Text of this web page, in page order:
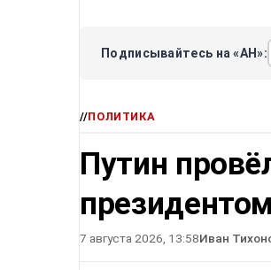
Подписывайтесь на «АН»:
//ПОЛИТИКА
Путин
7 августа 2026, 13:58Иван